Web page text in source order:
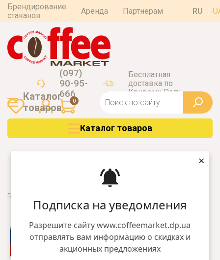
Подписка на уведомления
Разрешите сайту www.coffeemarket.dp.ua
отправлять вам информацию о скидках и
акционных предложениях
×
Брендирование
стаканов
Аренда Партнерам RU
(097)
90-95-
666
Бесплатная
доставка по
Кривому Рогу
0
Каталог
товаров
Каталог товаров
Главная